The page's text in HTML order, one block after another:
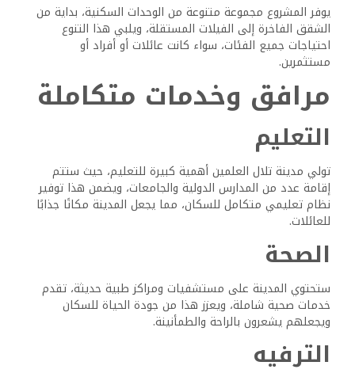
يوفر المشروع مجموعة متنوعة من الوحدات السكنية، بداية من
الشقق الفاخرة إلى الفيلات المستقلة، ويلبي هذا التنوع
احتياجات جميع الفئات، سواء كانت عائلات أو أفراد أو
مستثمرين.
مرافق وخدمات متكاملة
التعليم
تولي مدينة تلال العلمين أهمية كبيرة للتعليم، حيث ستتم
إقامة عدد من المدارس الدولية والجامعات، ويضمن هذا توفير
نظام تعليمي متكامل للسكان، مما يجعل المدينة مكانًا جذابًا
للعائلات.
الصحة
ستحتوي المدينة على مستشفيات ومراكز طبية حديثة، تقدم
خدمات صحية شاملة، ويعزز هذا من جودة الحياة للسكان
ويجعلهم يشعرون بالراحة والطمأنينة.
الترفيه